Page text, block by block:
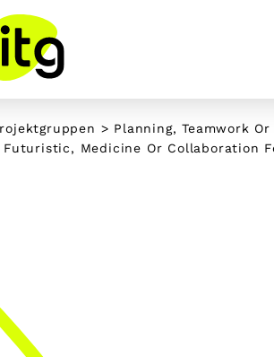
> Planning, Teamwork
Futuristic, Medicine Or Collaboration